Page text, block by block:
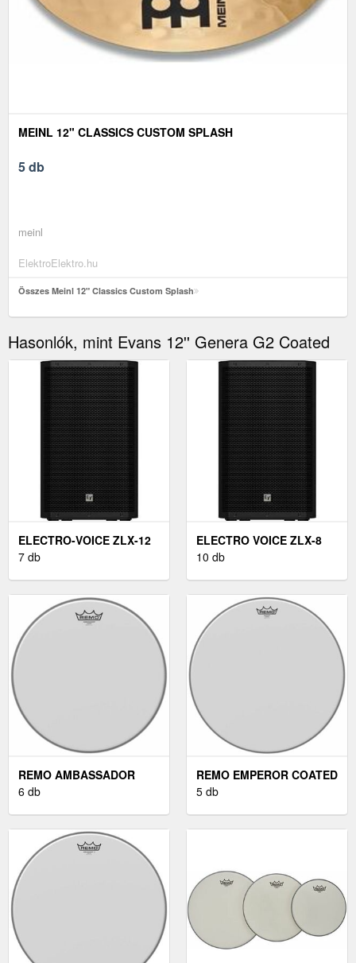
MEINL 12" CLASSICS CUSTOM SPLASH
5 db
meinl
ElektroElektro.hu
Összes Meinl 12" Classics Custom Splash
Hasonlók, mint Evans 12'' Genera G2 Coated
ELECTRO-VOICE ZLX-12
G2
7 db
ELECTRO VOICE ZLX-8
G2 PASSZÍV HANGFAL
10 db
REMO AMBASSADOR
COATED 13''
6 db
REMO EMPEROR COATED
18''
5 db